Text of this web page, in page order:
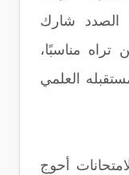
شارك
تراه مناسبًا،
العلمي
أحوج